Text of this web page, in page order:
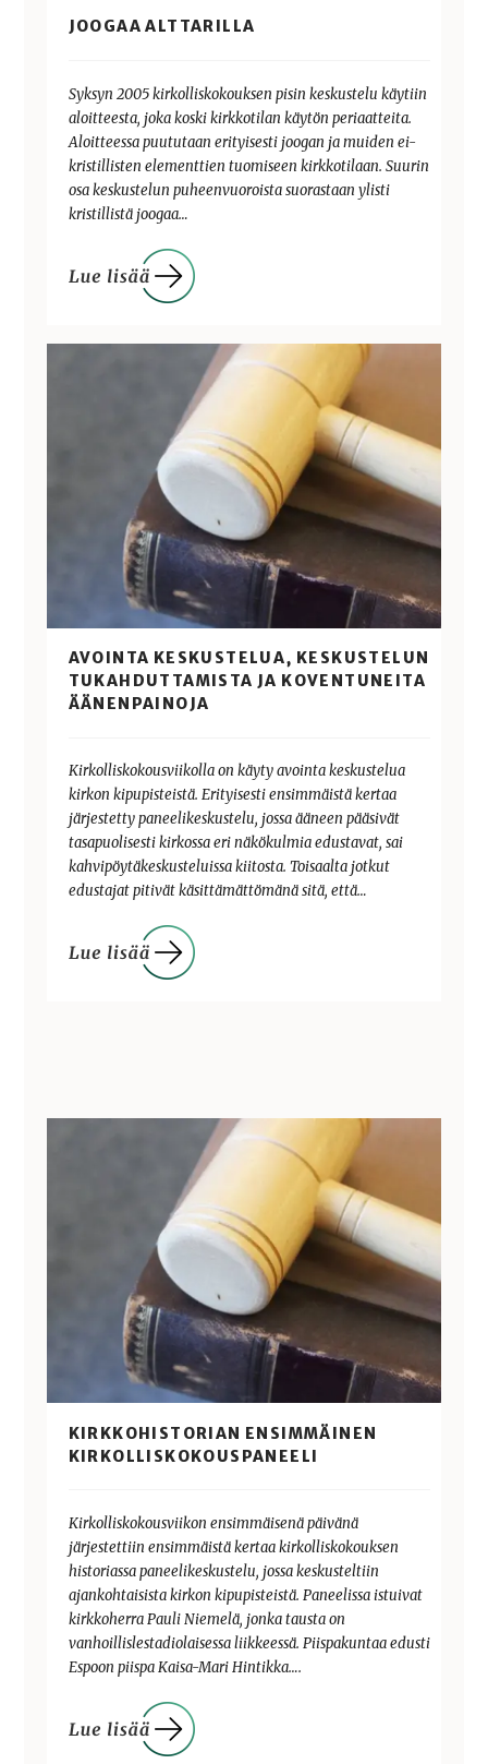
JOOGAA ALTTARILLA
Syksyn 2005 kirkolliskokouksen pisin keskustelu käytiin
aloitteesta, joka koski kirkkotilan käytön periaatteita.
Aloitteessa puututaan erityisesti joogan ja muiden ei-
kristillisten elementtien tuomiseen kirkkotilaan. Suurin
osa keskustelun puheenvuoroista suorastaan ylisti
kristillistä joogaa…
AVOINTA KESKUSTELUA, KESKUSTELUN
TUKAHDUTTAMISTA JA KOVENTUNEITA
ÄÄNENPAINOJA
Kirkolliskokousviikolla on käyty avointa keskustelua
kirkon kipupisteistä. Erityisesti ensimmäistä kertaa
järjestetty paneelikeskustelu, jossa ääneen pääsivät
tasapuolisesti kirkossa eri näkökulmia edustavat, sai
kahvipöytäkeskusteluissa kiitosta. Toisaalta jotkut
edustajat pitivät käsittämättömänä sitä, että…
KIRKKOHISTORIAN ENSIMMÄINEN
KIRKOLLISKOKOUSPANEELI
Kirkolliskokousviikon ensimmäisenä päivänä
järjestettiin ensimmäistä kertaa kirkolliskokouksen
historiassa paneelikeskustelu, jossa keskusteltiin
ajankohtaisista kirkon kipupisteistä. Paneelissa istuivat
kirkkoherra Pauli Niemelä, jonka tausta on
vanhoillislestadiolaisessa liikkeessä. Piispakuntaa edusti
Espoon piispa Kaisa-Mari Hintikka….